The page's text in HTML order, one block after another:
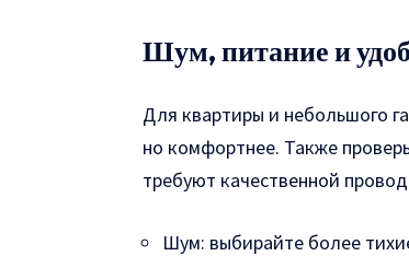
Шум, питание и
Для квартиры и небольшого
но комфортнее. Также
требуют качественной
Шум: выбирайте более